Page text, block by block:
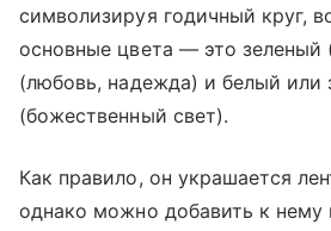
символизируя годичный круг,
основные цвета — это зеленый
(любовь, надежда) и белый или
(божественный свет).
Как правило, он украшается
однако можно добавить к нему